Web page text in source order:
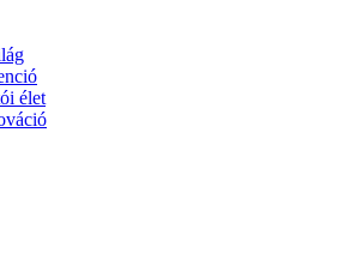
élet